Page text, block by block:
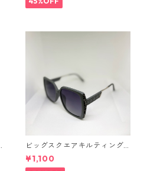
ビッグスクエアキルティング
サングラス** SinSin*
¥1,100